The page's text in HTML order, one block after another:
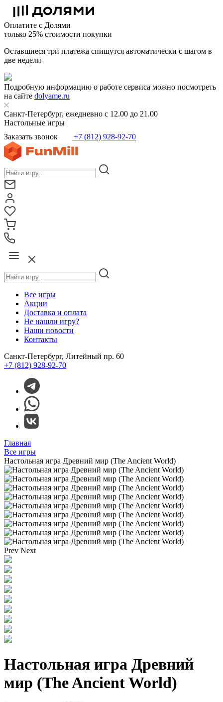
Оплатите с Долями
только 25% стоимости покупки
Оставшиеся три платежа спишутся автоматически с шагом в
две недели
Подробную информацию о работе сервиса можно посмотреть
на сайте dolyame.ru
Санкт-Петербург, ежедневно с 12.00 до 21.00
Настольные игры
Заказать звонок
+7 (812) 928-92-70
Все игры
Акции
Доставка и оплата
Не нашли игру?
Наши новости
Контакты
Санкт-Петербург, Литейный пр. 60
+7 (812) 928-92-70
Главная
Все игры
Настольная игра Древний мир (The Ancient World)
Prev Next
Настольная игра Древний
мир (The Ancient World)